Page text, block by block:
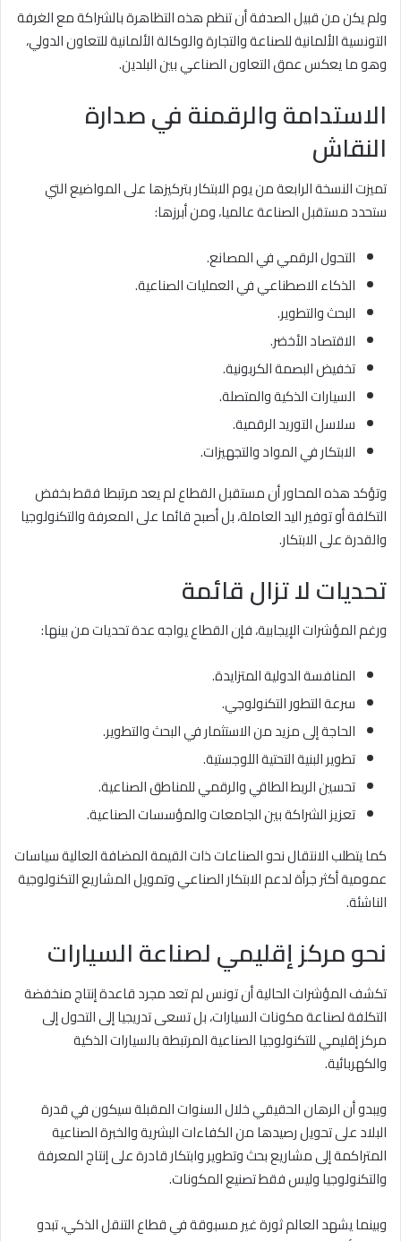
ولم يكن من قبيل الصدفة أن تنظم هذه التظاهرة بالشراكة مع الغرفة
التونسية الألمانية للصناعة والتجارة والوكالة الألمانية للتعاون الدولي،
وهو ما يعكس عمق التعاون الصناعي بين البلدين.
الاستدامة والرقمنة في صدارة
النقاش
تميزت النسخة الرابعة من يوم الابتكار بتركيزها على المواضيع التي
ستحدد مستقبل الصناعة عالميا، ومن أبرزها:
التحول الرقمي في المصانع.
الذكاء الاصطناعي في العمليات الصناعية.
البحث والتطوير.
الاقتصاد الأخضر.
تخفيض البصمة الكربونية.
السيارات الذكية والمتصلة.
سلاسل التوريد الرقمية.
الابتكار في المواد والتجهيزات.
وتؤكد هذه المحاور أن مستقبل القطاع لم يعد مرتبطا فقط بخفض
التكلفة أو توفير اليد العاملة، بل أصبح قائما على المعرفة والتكنولوجيا
والقدرة على الابتكار.
تحديات لا تزال قائمة
ورغم المؤشرات الإيجابية، فإن القطاع يواجه عدة تحديات من بينها:
المنافسة الدولية المتزايدة.
سرعة التطور التكنولوجي.
الحاجة إلى مزيد من الاستثمار في البحث والتطوير.
تطوير البنية التحتية اللوجستية.
تحسين الربط الطاقي والرقمي للمناطق الصناعية.
تعزيز الشراكة بين الجامعات والمؤسسات الصناعية.
كما يتطلب الانتقال نحو الصناعات ذات القيمة المضافة العالية سياسات
عمومية أكثر جرأة لدعم الابتكار الصناعي وتمويل المشاريع التكنولوجية
الناشئة.
نحو مركز إقليمي لصناعة السيارات
تكشف المؤشرات الحالية أن تونس لم تعد مجرد قاعدة إنتاج منخفضة
التكلفة لصناعة مكونات السيارات، بل تسعى تدريجيا إلى التحول إلى
مركز إقليمي للتكنولوجيا الصناعية المرتبطة بالسيارات الذكية
والكهربائية.
ويبدو أن الرهان الحقيقي خلال السنوات المقبلة سيكون في قدرة
البلاد على تحويل رصيدها من الكفاءات البشرية والخبرة الصناعية
المتراكمة إلى مشاريع بحث وتطوير وابتكار قادرة على إنتاج المعرفة
والتكنولوجيا وليس فقط تصنيع المكونات.
وبينما يشهد العالم ثورة غير مسبوقة في قطاع التنقل الذكي، تبدو